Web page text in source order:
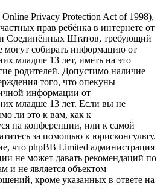
Online Privacy Protection Act of 1998),
прав ребёнка в интернете от
Соединённых Штатов, требующий
могут собирать информацию от
младше 13 лет, иметь на это
родителей. Допустимо наличие
того, что опекуны
информации от
младше 13 лет. Если вы не
ли это к вам, как к
на конференции, или к самой
за помощью к юрисконсульту.
что phpBB Limited администрация
не может давать рекомендаций по
и не является объектом
кроме указанных в ответе на